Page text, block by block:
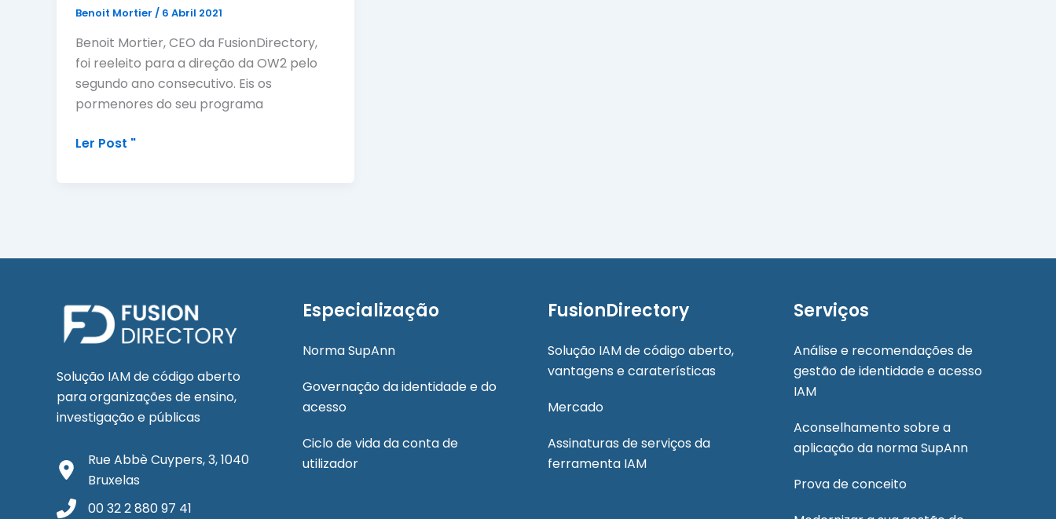
Benoit Mortier / 6 Abril 2021
Benoit Mortier, CEO da FusionDirectory,
foi reeleito para a direção da OW2 pelo
segundo ano consecutivo. Eis os
pormenores do seu programa
Benoit
da
OW2
Ler Post "
Solução IAM de código aberto
para organizações de ensino,
investigação e públicas
Rue Abbè Cuypers, 3, 1040
Bruxelas
00 32 2 880 97 41
Especialização
Norma SupAnn
Governação da identidade e do
acesso
Ciclo de vida da conta de
utilizador
FusionDirectory
Solução IAM de código aberto,
vantagens e caraterísticas
Mercado
Assinaturas de serviços da
ferramenta IAM
Serviços
Análise e recomendações de
gestão de identidade e acesso
IAM
Aconselhamento sobre a
aplicação da norma SupAnn
Prova de conceito